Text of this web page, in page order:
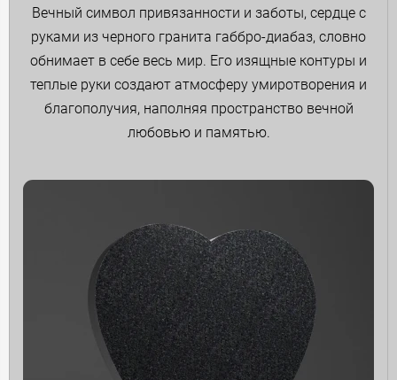
Вечный символ привязанности и заботы, сердце с
руками из черного гранита габбро-диабаз, словно
обнимает в себе весь мир. Его изящные контуры и
теплые руки создают атмосферу умиротворения и
благополучия, наполняя пространство вечной
любовью и памятью.